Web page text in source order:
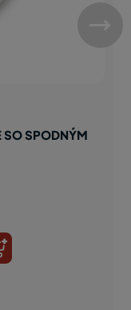
SO SPODNÝM